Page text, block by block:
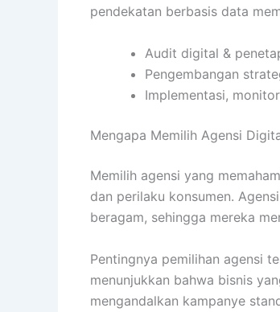
pendekatan berbasis data
Audit digital &
Pengembangan
Implementasi,
Mengapa Memilih Agensi
Memilih agensi yang
dan perilaku konsumen.
beragam, sehingga mereka
Pentingnya pemilihan agensi
menunjukkan bahwa bisnis
mengandalkan kampanye